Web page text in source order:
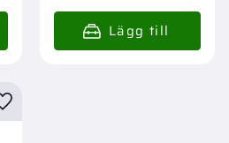
Lägg till i favoriter